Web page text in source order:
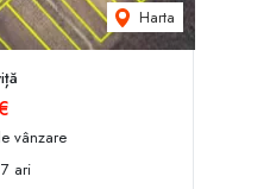
Harta
vânzare
ari